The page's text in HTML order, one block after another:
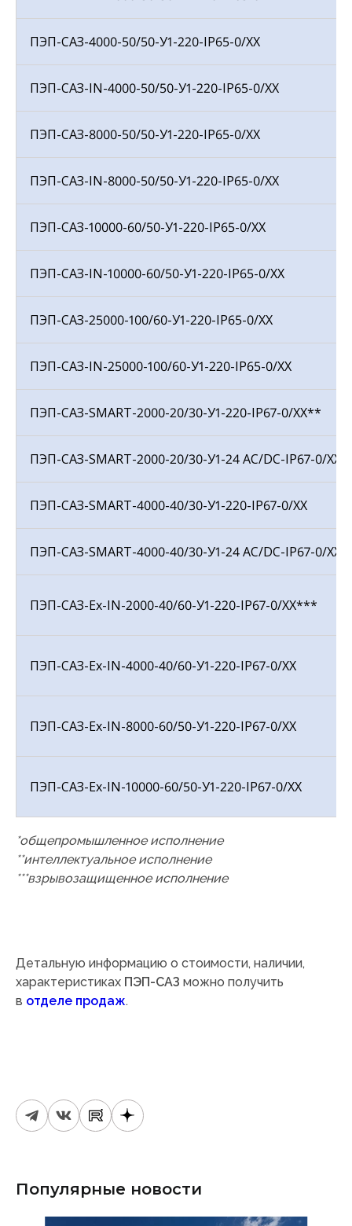
ПЭП-САЗ-4000-50/50-У1-220-IP65-0/ХХ
ПЭП-САЗ-IN-4000-50/50-У1-220-IP65-0/ХХ
ПЭП-САЗ-8000-50/50-У1-220-IP65-0/ХХ
ПЭП-САЗ-IN-8000-50/50-У1-220-IP65-0/ХХ
ПЭП-САЗ-10000-60/50-У1-220-IP65-0/ХХ
ПЭП-САЗ-IN-10000-60/50-У1-220-IP65-0/ХХ
ПЭП-САЗ-25000-100/60-У1-220-IP65-0/ХХ
ПЭП-САЗ-IN-25000-100/60-У1-220-IP65-0/ХХ
ПЭП-САЗ-SMART-2000-20/30-У1-220-IP67-0/ХХ**
ПЭП-САЗ-SMART-2000-20/30-У1-24 АС/DC-IP67-0/ХХ
ПЭП-САЗ-SMART-4000-40/30-У1-220-IP67-0/ХХ
ПЭП-САЗ-SMART-4000-40/30-У1-24 AC/DC-IP67-0/ХХ
ПЭП-САЗ-Ех-IN-2000-40/60-У1-220-IP67-0/ХХ***
ПЭП-САЗ-Ех-IN-4000-40/60-У1-220-IP67-0/ХХ
ПЭП-САЗ-Ех-IN-8000-60/50-У1-220-IP67-0/ХХ
ПЭП-САЗ-Ех-IN-10000-60/50-У1-220-IP67-0/ХХ
*общепромышленное исполнение
**интеллектуальное исполнение
***взрывозащищенное исполнение
Детальную информацию о стоимости, наличии,
характеристиках ПЭП-САЗ можно получить
в отделе продаж.
Популярные новости